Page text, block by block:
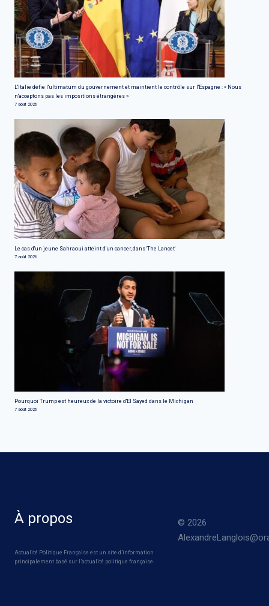
L'Italie défie l'ultimatum du gouvernement et maintient le contrôle sur l'Espagne : « Nous
n'acceptons pas les impositions étrangères »
7 août 2026
Le cas d'un jeune Sahraoui atteint d'un cancer, dans 'The Lancet'
7 août 2026
Pourquoi Trump est heureux de la victoire d'El Sayed dans le Michigan
7 août 2026
À propos
Actualité Politique Française est un site d’information
principalement basé sur l’actualité politique française.
© 2026